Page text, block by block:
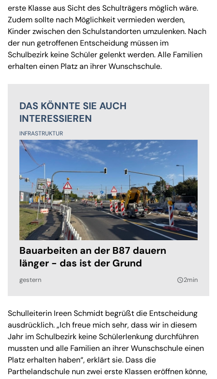
erste Klasse aus Sicht des Schulträgers möglich wäre.
Zudem sollte nach Möglichkeit vermieden werden,
Kinder zwischen den Schulstandorten umzulenken. Nach
der nun getroffenen Entscheidung müssen im
Schulbezirk keine Schüler gelenkt werden. Alle Familien
erhalten einen Platz an ihrer Wunschschule.
DAS KÖNNTE SIE AUCH
INTERESSIEREN
INFRASTRUKTUR
Bauarbeiten an der B87 dauern
länger - das ist der Grund
gestern query_builder2min
Schulleiterin Ireen Schmidt begrüßt die Entscheidung
ausdrücklich. „Ich freue mich sehr, dass wir in diesem
Jahr im Schulbezirk keine Schülerlenkung durchführen
mussten und alle Familien an ihrer Wunschschule einen
Platz erhalten haben“, erklärt sie. Dass die
Parthelandschule nun zwei erste Klassen eröffnen könne,